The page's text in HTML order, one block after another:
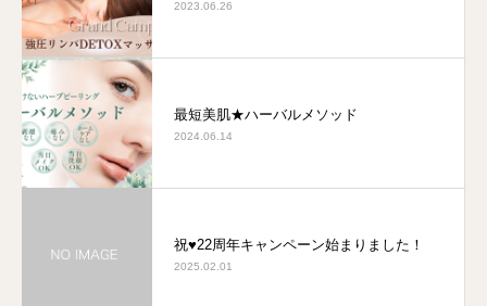
2023.06.26
最短美肌★ハーバルメソッド
2024.06.14
祝♥22周年キャンペーン始まりました！
2025.02.01